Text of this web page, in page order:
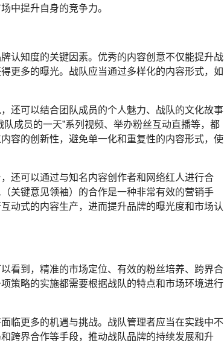
中提升自身的竞争力。
认知度的关键因素。优秀的内容创意不仅能提升战
更多的曝光。战队应当通过多样化的内容形式，如
还可以结合团队成员的个人魅力、战队的文化故事
成员的一天”系列视频、举办粉丝互动直播等，都
容的创新性，避免单一化和重复性的内容形式，使
还可以通过与知名内容创作者和网络红人进行合
关键意见领袖）的合作是一种非常有效的营销手
动式的内容生产，进而提升品牌的曝光度和市场认
看到，精准的市场定位、有效的粉丝培养、跨界合
策略的实施都需要根据战队的特点和市场环境进行
临更多的机遇与挑战。战队管理者应当在实践中不
跨界合作等手段，推动战队品牌的持续发展和升